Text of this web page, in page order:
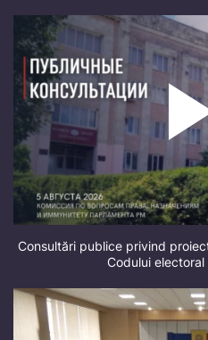
Consultări publice privind
Codului